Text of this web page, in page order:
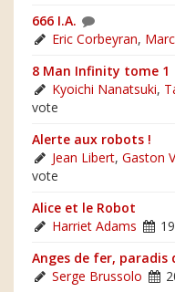
666 I.A.
Eric Corbeyran,
8 Man Infinity tome 1
Kyoichi Nanatsuki,
vote
Alerte aux robots !
Jean Libert, Gaston
vote
Alice et le Robot
Harriet Adams
Anges de fer, paradis
Serge Brussolo